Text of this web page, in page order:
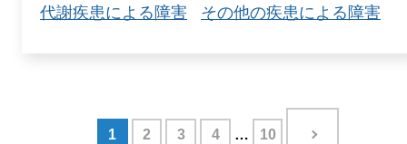
代謝疾患による障害 その他の疾患による障害
1 2 3 4 10